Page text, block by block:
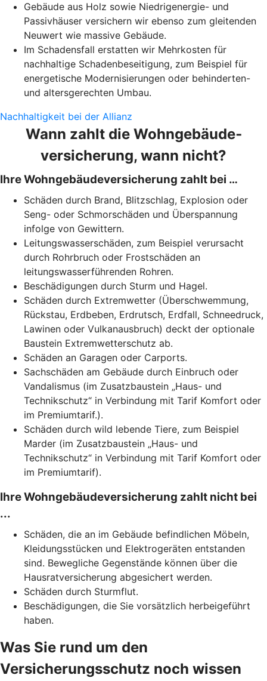
Gebäude aus Holz sowie Niedrigenergie- und
Passivhäuser versichern wir ebenso zum gleitenden
Neuwert wie massive Gebäude.
Im Schadensfall erstatten wir Mehrkosten für
nachhaltige Schadenbeseitigung, zum Beispiel für
energetische Modernisierungen oder behinderten-
und altersgerechten Umbau.
Nachhaltigkeit bei der Allianz
Wann zahlt die Wohngebäude­
versicherung, wann nicht?
Ihre Wohngebäudeversicherung zahlt bei …
Schäden durch Brand, Blitzschlag, Explosion oder
Seng- oder Schmorschäden und Überspannung
infolge von Gewittern.
Leitungswasserschäden, zum Beispiel verursacht
durch Rohrbruch oder Frostschäden an
leitungswasserführenden Rohren.
Beschädigungen durch Sturm und Hagel.
Schäden durch Extremwetter (Überschwemmung,
Rückstau, Erdbeben, Erdrutsch, Erdfall, Schneedruck,
Lawinen oder Vulkanausbruch) deckt der optionale
Baustein Extremwetterschutz ab.
Schäden an Garagen oder Carports.
Sachschäden am Gebäude durch Einbruch oder
Vandalismus (im Zusatzbaustein „Haus- und
Technikschutz“ in Verbindung mit Tarif Komfort oder
im Premiumtarif.).
Schäden durch wild lebende Tiere, zum Beispiel
Marder (im Zusatzbaustein „Haus- und
Technikschutz“ in Verbindung mit Tarif Komfort oder
im Premiumtarif).
Ihre Wohngebäudeversicherung zahlt nicht bei
...
Schäden, die an im Gebäude befindlichen Möbeln,
Kleidungsstücken und Elektrogeräten entstanden
sind. Bewegliche Gegenstände können über die
Hausratversicherung abgesichert werden.
Schäden durch Sturmflut.
Beschädigungen, die Sie vorsätzlich herbeigeführt
haben.
Was Sie rund um den
Versicherungsschutz noch wissen